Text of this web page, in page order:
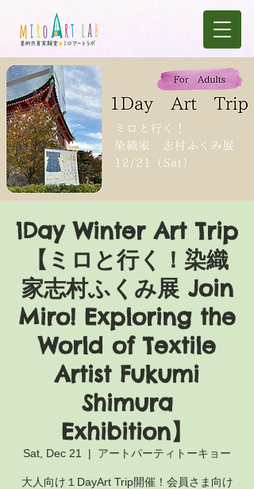
1Day Winter Art Trip
【ミロと行く！染織
家志村ふくみ展 Join
Miro! Exploring the
World of Textile
Artist Fukumi
Shimura
Exhibition】
Sat, Dec 21
  |
アートパーティトーキョー
大人向け１DayArt Trip開催！会員さま向け